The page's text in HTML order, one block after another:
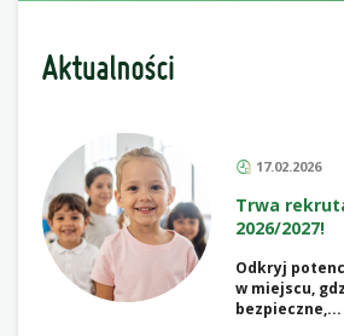
17.02.2026
Trwa
2026/2027!
Odkryj
w miejscu,
bezpieczne,...